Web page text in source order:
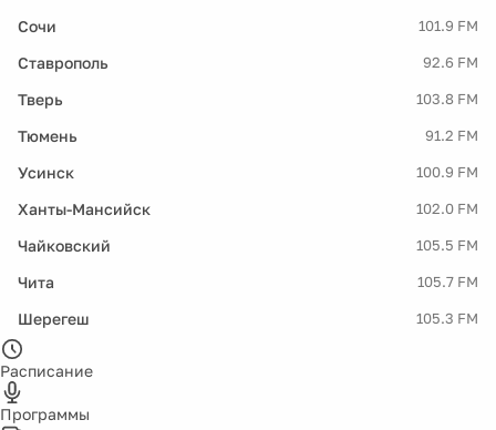
Сочи 101.9 FM
Ставрополь 92.6 FM
Тверь 103.8 FM
Тюмень 91.2 FM
Усинск 100.9 FM
Ханты-Мансийск 102.0 FM
Чайковский 105.5 FM
Чита 105.7 FM
Шерегеш 105.3 FM
Расписание
Программы